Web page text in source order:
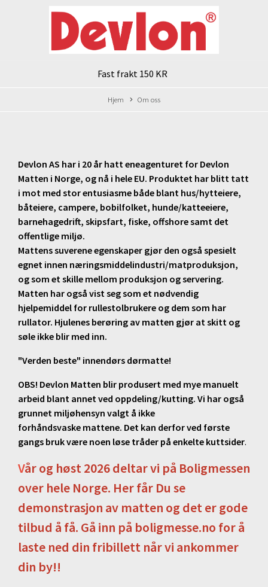
Fast frakt 150 KR
Hjem Om oss
Devlon AS har i 20 år hatt eneagenturet for Devlon
Matten i Norge, og nå i hele EU. Produktet har blitt tatt
i mot med stor entusiasme både blant hus/hytteiere,
båteiere, campere, bobilfolket, hunde/katteeiere,
barnehagedrift, skipsfart, fiske, offshore samt det
offentlige miljø.
Mattens suverene egenskaper gjør den også spesielt
egnet innen næringsmiddelindustri/matproduksjon,
og som et skille mellom produksjon og servering.
Matten har også vist seg som et nødvendig
hjelpemiddel for rullestolbrukere og dem som har
rullator. Hjulenes berøring av matten gjør at skitt og
søle ikke blir med inn.
"Verden beste" innendørs dørmatte!
OBS! Devlon Matten blir produsert med mye manuelt
arbeid blant annet ved oppdeling/kutting. Vi har også
grunnet miljøhensyn valgt å ikke
forhåndsvaske mattene. Det kan derfor ved første
gangs bruk være noen løse tråder på enkelte kuttsider.
Vår og høst 2026 deltar vi på Boligmessen
over hele Norge. Her får Du se
demonstrasjon av matten og det er gode
tilbud å få. Gå inn på boligmesse.no for å
laste ned din fribillett når vi ankommer
din by!!